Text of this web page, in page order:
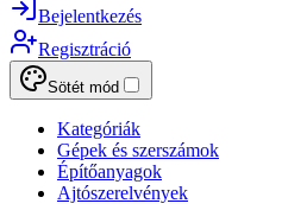
Bejelentkezés
Regisztráció
Sötét mód
Kategóriák
Gépek és szerszámok
Építőanyagok
Ajtószerelvények